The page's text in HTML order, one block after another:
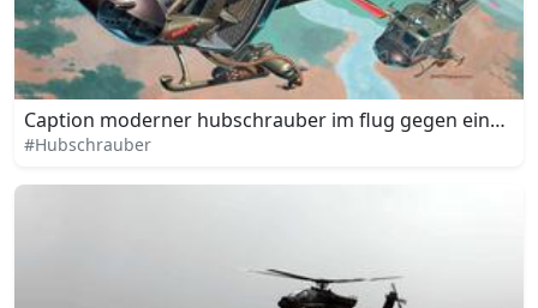
Caption moderner hubschrauber im flug gegen einen
#Hubschrauber